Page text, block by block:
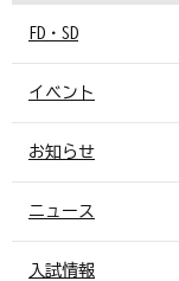
FD・SD
イベント
お知らせ
ニュース
入試情報